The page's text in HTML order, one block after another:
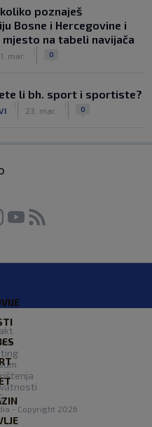
koliko poznaješ
Bosne i Hercegovine i
na tabeli navijača
mar. 0
li bh. sport i sportiste?
23. mar. 0
- Copyright 2026